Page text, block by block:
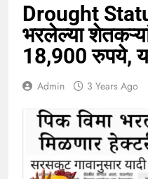
Drought
भरलेल्या
18,900 रुपये,
Admin 3 Years Ago